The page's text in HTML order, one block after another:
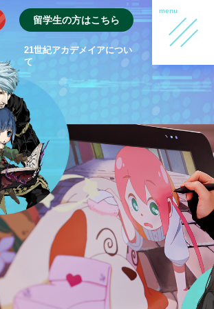
留学生の方はこちら
21世紀アカデメイアについ
て